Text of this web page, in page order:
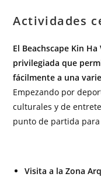
Actividades
El Beachscape Kin
privilegiada que
fácilmente a una
Empezando por
culturales y de
punto de partida
Visita a la Zona